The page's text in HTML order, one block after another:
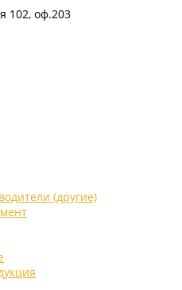
102, оф.203
(другие)